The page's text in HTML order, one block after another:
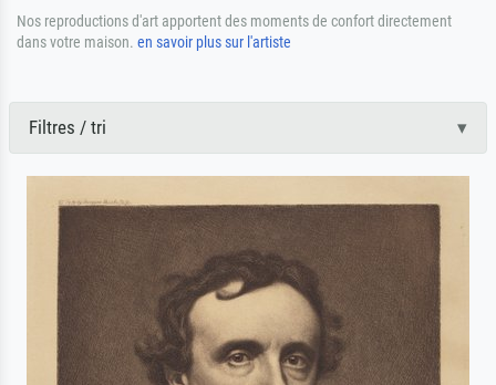
Nos reproductions d'art apportent des moments de confort directement
dans votre maison. en savoir plus sur l'artiste
Filtres / tri